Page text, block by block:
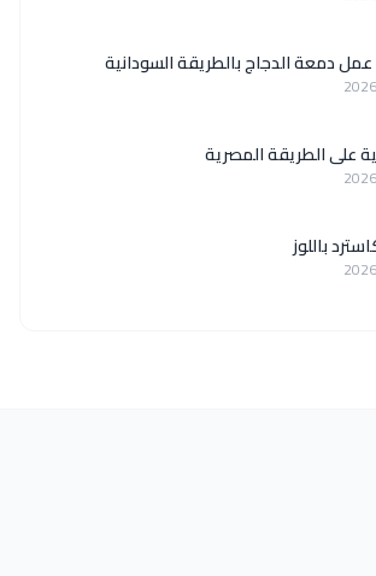
دمعة الدجاج بالطريقة السودانية
على الطريقة المصرية
باللوز